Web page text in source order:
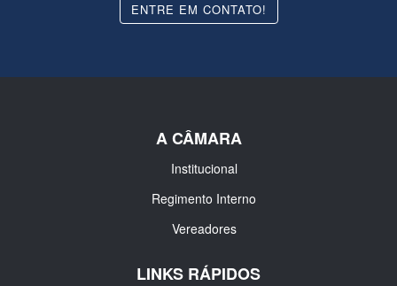
ENTRE EM CONTATO!
A CÂMARA
Institucional
Regimento Interno
Vereadores
LINKS RÁPIDOS